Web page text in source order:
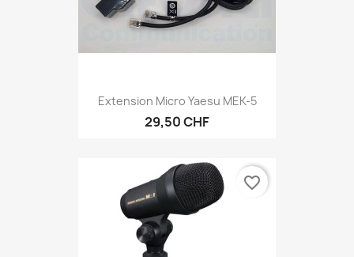
Extension Micro Yaesu MEK-5
29,50 CHF
favorite_border